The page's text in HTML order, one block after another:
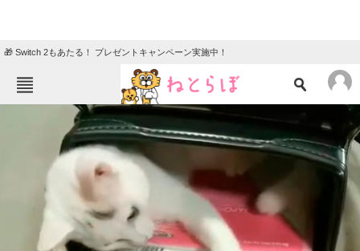
🎁 Switch 2もあたる！ プレゼントキャンペーン実施中！
ねとらぼメニュー
ニュース
地域
教育・育児